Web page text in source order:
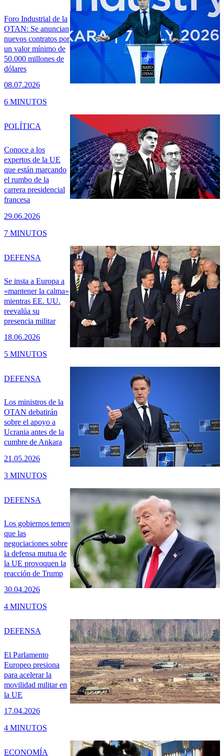
Foro Industrial de la
OTAN: Se anuncian
nuevos contratos por
un valor mínimo de
50.000 millones de
dólares
08.07.2026
6 MINUTOS
Conoce a los
expertos de la UE
que están marcando
el rumbo de la
carrera presidencial
francesa
29.06.2026
POLÍTICA
7 MINUTOS
Se insta a Europa a
«mantener la calma»
mientras EE. UU.
reevalúa su
presencia militar
18.06.2026
DEFENSA
5 MINUTOS
Los ministros de la
OTAN debatirán
sobre el apoyo a
Ucrania antes de la
cumbre de Ankara
21.05.2026
DEFENSA
3 MINUTOS
Los gobiernos temen
que las
negociaciones sobre
la defensa mutua de
la UE provoquen la
reacción de Trump
30.04.2026
DEFENSA
4 MINUTOS
El Parlamento
Europeo presiona
para acelerar la
movilidad militar en
la UE
17.04.2026
DEFENSA
4 MINUTOS
ECONOMÍA